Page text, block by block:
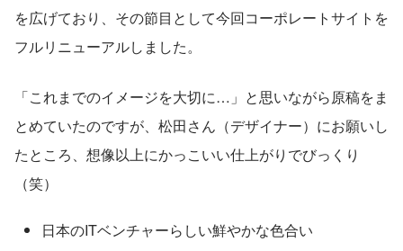
を広げており、その節目として今回コーポレートサイトを
フルリニューアルしました。
「これまでのイメージを大切に…」と思いながら原稿をま
とめていたのですが、松田さん（デザイナー）にお願いし
たところ、想像以上にかっこいい仕上がりでびっくり
（笑）
日本のITベンチャーらしい鮮やかな色合い